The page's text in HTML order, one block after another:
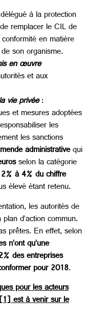
à la protection
remplacer le CIL de
en matière
son organisme.
en œuvre
et aux
vie privée:
et mesures adoptées
les
les sanctions
administrativequi
selon la catégorie
2% à 4% du chiffre
élevé étant retenu.
les autorités de
d’action commun.
prêtes. En effet, selon
n’ont qu’une
des entreprises
pour 2018.
pour les acteurs
est à venir sur le